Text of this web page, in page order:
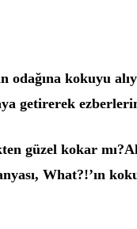
odağına kokuyu
getirerek ezberlerin
güzel kokar
What?!’ın